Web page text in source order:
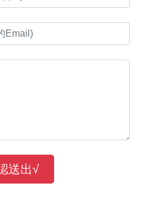
送出√